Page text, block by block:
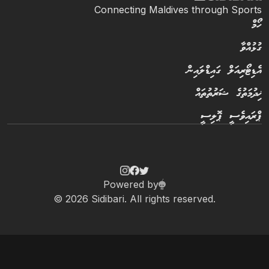
Connecting Maldives through Sports
ހޯމް
ގުޅުއްވާ
އެޑިޓޯރިއަލް ގައިޑްލައިން
ޚިދުމަތުގެ ޝަރުތުތައް
ޕްރައިވެސީ ޕޮލިސީ
© 2026 Sidibari. All rights reserved.
Powered by